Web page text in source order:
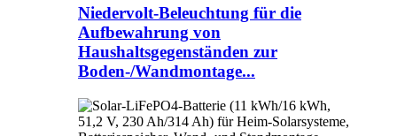
Niedervolt-Beleuchtung für die
Aufbewahrung von
Haushaltsgegenständen zur
Boden-/Wandmontage...